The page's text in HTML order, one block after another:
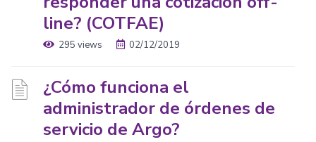
line? (COTFAE)
295 views 02/12/2019
¿Cómo funciona el
administrador de órdenes de
servicio de Argo?